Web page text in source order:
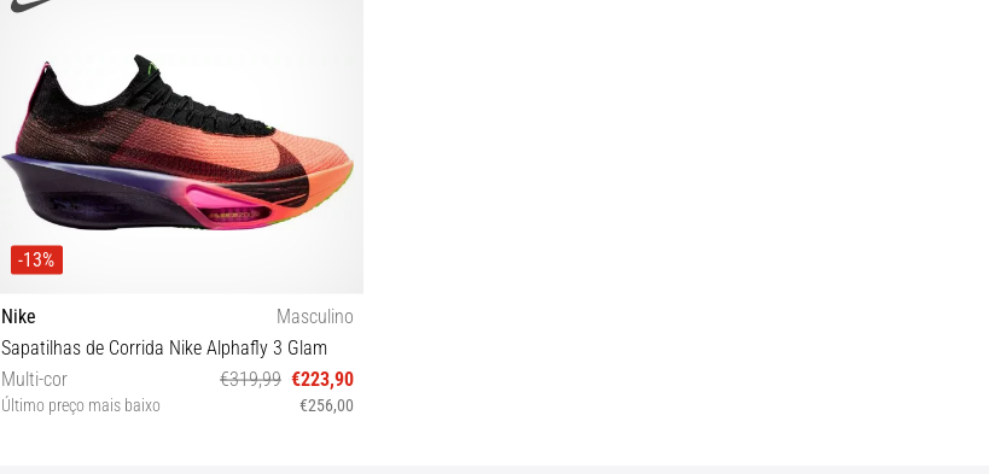
-13%
Nike
Masculino
Sapatilhas de Corrida Nike Alphafly 3 Glam
Multi-cor
€319,99 €223,90
Último preço mais baixo €256,00